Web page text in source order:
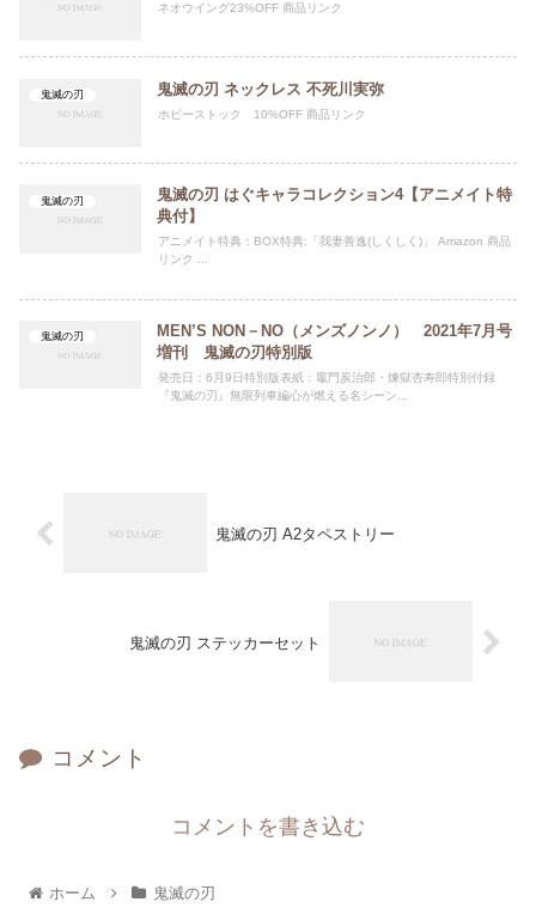
ネオウイング23%OFF 商品リンク
鬼滅の刃 鬼滅の刃 ネックレス 不死川実弥
ホビーストック 10%OFF 商品リンク
鬼滅の刃
鬼滅の刃 はぐキャラコレクション4【アニメイト特
典付】
アニメイト特典：BOX特典:「我妻善逸(しくしく)」 Amazon 商品
リンク ...
鬼滅の刃
MEN’S NON－NO（メンズノンノ） 2021年7月号
増刊 鬼滅の刃特別版
発売日：6月9日特別版表紙：竈門炭治郎・煉獄杏寿郎特別付録
『鬼滅の刃』無限列車編心が燃える名シーン...
鬼滅の刃 A2タペストリー
鬼滅の刃 ステッカーセット
コメント
コメントを書き込む
ホーム 鬼滅の刃